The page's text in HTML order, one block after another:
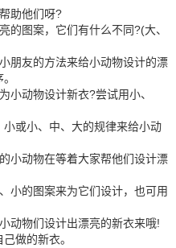
助他们呀?
图案，它们有什么不同?(大、
友的方法来给小动物设计的漂
动物设计新衣?尝试用小、
或小、中、大的规律来给小动
动物在等着大家帮他们设计漂
的图案来为它们设计，也可用
物们设计出漂亮的新衣来哦!
做的新衣。